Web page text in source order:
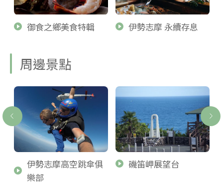
御食之鄉美食特輯 伊勢志摩 永續存息
周邊景點
伊勢志摩高空跳傘俱
樂部
磯笛岬展望台